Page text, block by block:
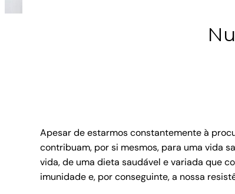
Apesar de estarmos constantemente à
contribuam, por si mesmos, para uma vida
vida, de uma dieta saudável e variada que
imunidade e, por conseguinte, a nossa